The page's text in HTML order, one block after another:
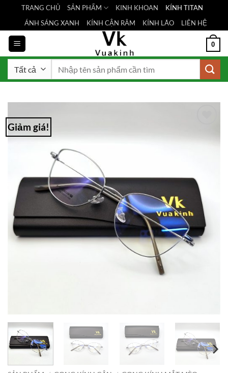
nội
dung
TRANG CHỦ SẢN PHẨM KINH KHOAN
KÍNH TITAN
ÁNH SÁNG XANH
KÍNH CẬN RÂM KÍNH LÃO LIÊN HỆ
0
Giảm giá!